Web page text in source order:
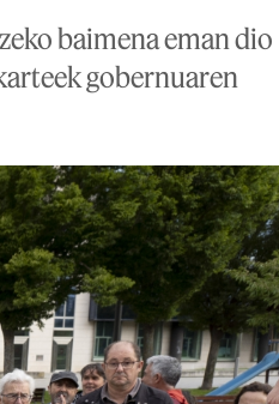
baimena eman dio
gobernuaren